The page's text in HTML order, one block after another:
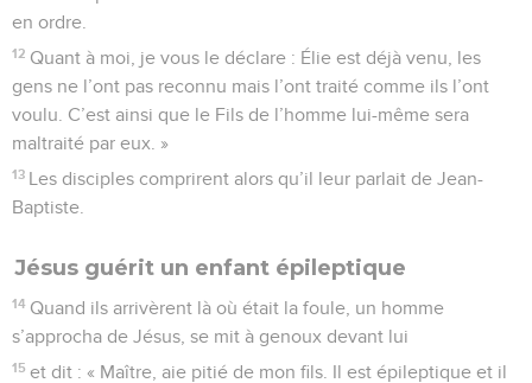
en ordre.
12 Quant à moi, je vous le déclare : Élie est déjà venu, les
gens ne l’ont pas reconnu mais l’ont traité comme ils l’ont
voulu. C’est ainsi que le Fils de l’homme lui-même sera
maltraité par eux. »
13 Les disciples comprirent alors qu’il leur parlait de Jean-
Baptiste.
Jésus guérit un enfant épileptique
14 Quand ils arrivèrent là où était la foule, un homme
s’approcha de Jésus, se mit à genoux devant lui
15 et dit : « Maître, aie pitié de mon fils. Il est épileptique et il